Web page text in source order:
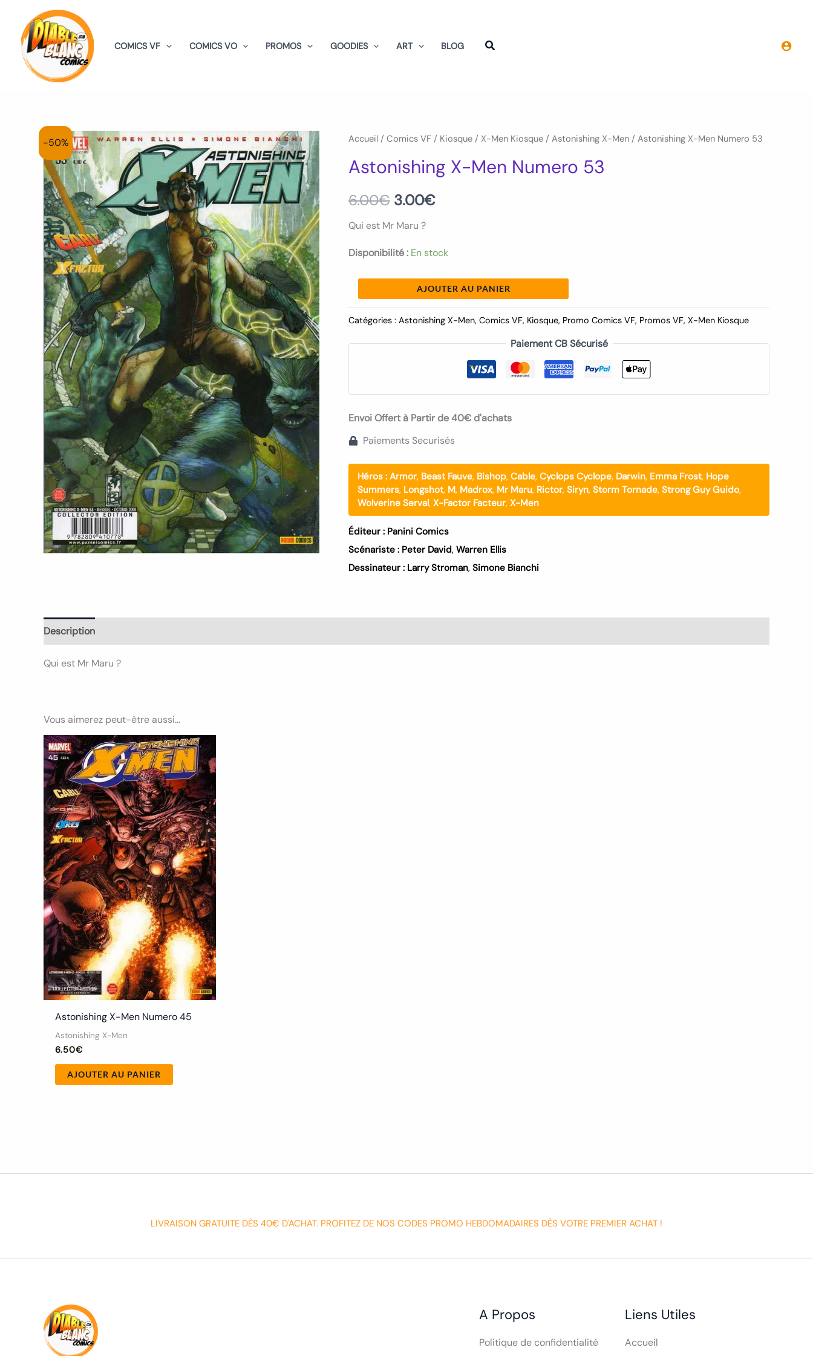
contenu
COMICS VF COMICS VO PROMOS GOODIES ART BLOG
-50% Accueil / Comics VF / Kiosque / X-Men Kiosque / Astonishing X-Men / Astonishing X-Men Numero 53
Astonishing X-Men Numero 53
6.00€
Le
prix
initial
était :
6.00€.
3.00€
Le
prix
actuel
3.00€.
Qui est Mr Maru ?
Disponibilité : En stock
quantité
Astonishing
Men
Numero
AJOUTER AU PANIER
Catégories : Astonishing X-Men, Comics VF, Kiosque, Promo Comics VF, Promos VF, X-Men Kiosque
Paiement CB Sécurisé
Envoi Offert à Partir de 40€ d'achats
Paiements Securisés
Héros : Armor, Beast Fauve, Bishop, Cable, Cyclops Cyclope, Darwin, Emma Frost, Hope
Summers, Longshot, M, Madrox, Mr Maru, Rictor, Siryn, Storm Tornade, Strong Guy Guido,
Wolverine Serval, X-Factor Facteur, X-Men
Éditeur : Panini Comics
Scénariste : Peter David, Warren Ellis
Dessinateur : Larry Stroman, Simone Bianchi
Description
Qui est Mr Maru ?
Vous aimerez peut-être aussi…
Astonishing X-Men Numero 45
Astonishing X-Men
6.50€
AJOUTER AU PANIER
LIVRAISON GRATUITE DÈS 40€ D'ACHAT. PROFITEZ DE NOS CODES PROMO HEBDOMADAIRES DÈS VOTRE PREMIER ACHAT !
A Propos
Politique de confidentialité
Liens Utiles
Accueil